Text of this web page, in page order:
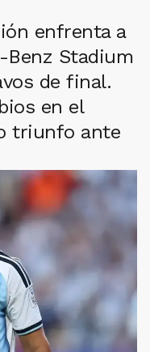
enfrenta a
Benz Stadium
de final.
en el
triunfo ante